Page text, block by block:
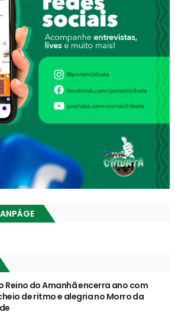
Reino do Amanhã encerra ano com
de ritmo e alegria no Morro da